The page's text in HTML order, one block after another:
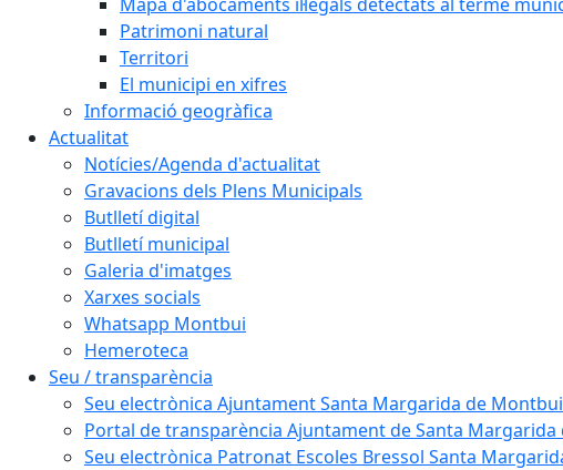
Patrimoni natural
Territori
El municipi en xifres
Informació geogràfica
Actualitat
Notícies/Agenda d'actualitat
Gravacions dels Plens Municipals
Butlletí digital
Butlletí municipal
Galeria d'imatges
Xarxes socials
Whatsapp Montbui
Hemeroteca
Seu / transparència
Seu electrònica Ajuntament Santa Margarida de Montbui
Portal de transparència Ajuntament de Santa
Seu electrònica Patronat Escoles Bressol Santa